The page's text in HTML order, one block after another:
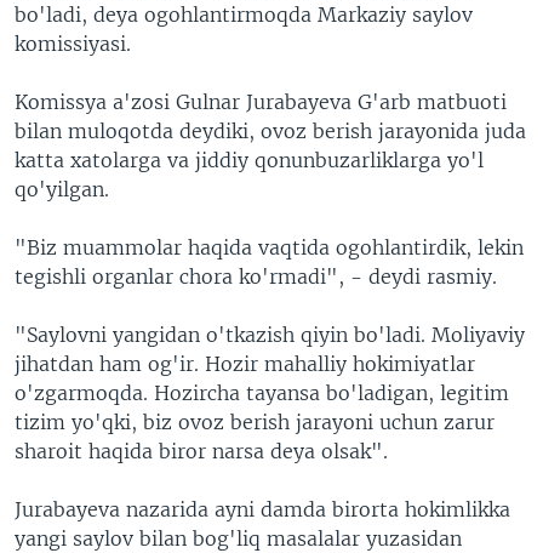
bo'ladi, deya ogohlantirmoqda Markaziy saylov
komissiyasi.
Komissya a'zosi Gulnar Jurabayeva G'arb matbuoti
bilan muloqotda deydiki, ovoz berish jarayonida juda
katta xatolarga va jiddiy qonunbuzarliklarga yo'l
qo'yilgan.
"Biz muammolar haqida vaqtida ogohlantirdik, lekin
tegishli organlar chora ko'rmadi", - deydi rasmiy.
"Saylovni yangidan o'tkazish qiyin bo'ladi. Moliyaviy
jihatdan ham og'ir. Hozir mahalliy hokimiyatlar
o'zgarmoqda. Hozircha tayansa bo'ladigan, legitim
tizim yo'qki, biz ovoz berish jarayoni uchun zarur
sharoit haqida biror narsa deya olsak".
Jurabayeva nazarida ayni damda birorta hokimlikka
yangi saylov bilan bog'liq masalalar yuzasidan